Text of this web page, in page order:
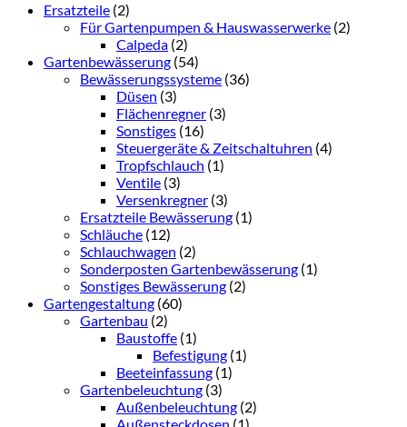
Ersatzteile (2)
Für Gartenpumpen & Hauswasserwerke (2)
Calpeda (2)
Gartenbewässerung (54)
Bewässerungssysteme (36)
Düsen (3)
Flächenregner (3)
Sonstiges (16)
Steuergeräte & Zeitschaltuhren (4)
Tropfschlauch (1)
Ventile (3)
Versenkregner (3)
Ersatzteile Bewässerung (1)
Schläuche (12)
Schlauchwagen (2)
Sonderposten Gartenbewässerung (1)
Sonstiges Bewässerung (2)
Gartengestaltung (60)
Gartenbau (2)
Baustoffe (1)
Befestigung (1)
Beeteinfassung (1)
Gartenbeleuchtung (3)
Außenbeleuchtung (2)